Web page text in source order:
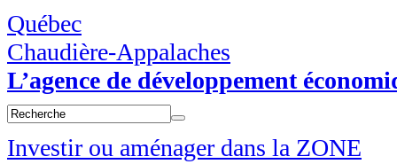
Québec
Chaudière-Appalaches
L’agence de développement
Investir ou aménager dans la ZONE